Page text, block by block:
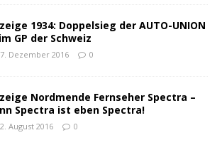
1934: Doppelsieg der AUTO-UNION
GP der Schweiz
Dezember 2016 0
Nordmende Fernseher Spectra –
Spectra ist eben Spectra!
August 2016 0